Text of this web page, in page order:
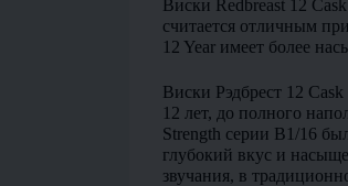
Виски Redbreast 12
считается отличным
12 Year имеет более
Виски Рэдбрест 12
12 лет, до полного
Strength серии B1/16
глубокий вкус и
звучания, в